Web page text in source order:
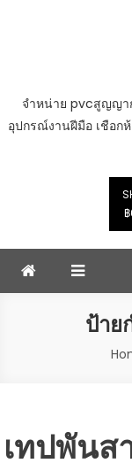
จำหน่าย pvcสูญญา
อุปกรณ์งานฝีมือ เชือก
ป้าย
เทปพันส